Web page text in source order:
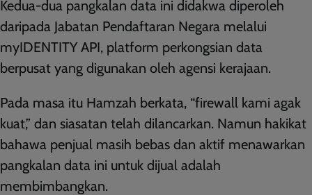
Kedua-dua pangkalan data ini didakwa diperoleh
daripada Jabatan Pendaftaran Negara melalui
myIDENTITY API, platform perkongsian data
berpusat yang digunakan oleh agensi kerajaan.
Pada masa itu Hamzah berkata, “firewall kami agak
kuat,” dan siasatan telah dilancarkan. Namun hakikat
bahawa penjual masih bebas dan aktif menawarkan
pangkalan data ini untuk dijual adalah
membimbangkan.